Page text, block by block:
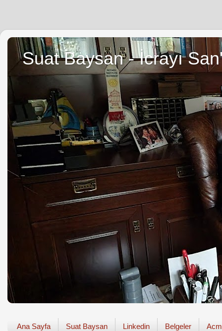
Suat Baysan - İcrayı
Ana Sayfa Suat Baysan Linkedin Belgeler